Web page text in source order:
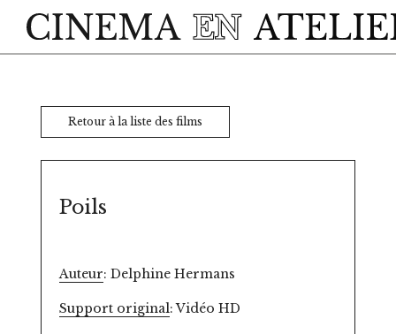
Retour à la liste des films
Poils
Auteur: Delphine Hermans
Support original: Vidéo HD